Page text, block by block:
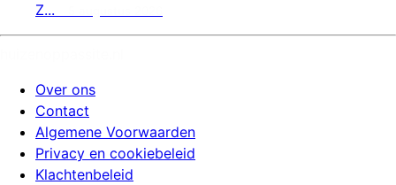
Z...
Over ons
Contact
Algemene Voorwaarden
Privacy en cookiebeleid
Klachtenbeleid